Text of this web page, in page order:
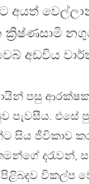
අයත්
අඩවිය
පසු
එසේ
සිය ජීවිකාව
දරැවන්,
පිළිබදව